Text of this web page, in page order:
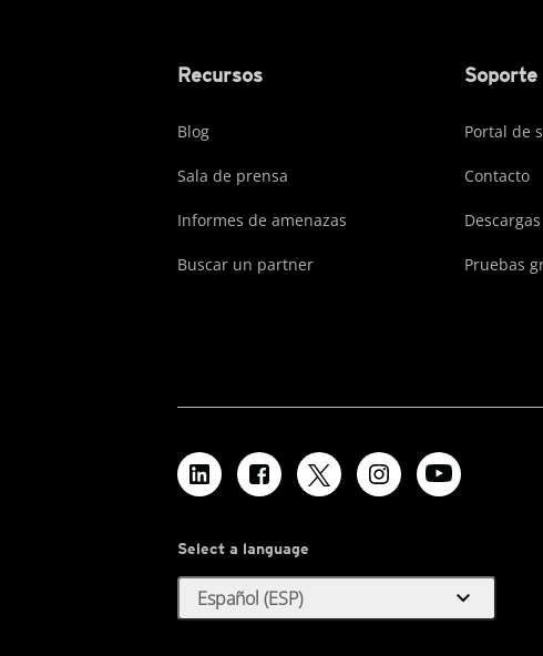
Recursos
Blog
Sala de prensa
Informes de amenazas
Buscar un partner
Soporte
Portal de
Contacto
Descargas
Pruebas
Select a language
Español (ESP) expand_more